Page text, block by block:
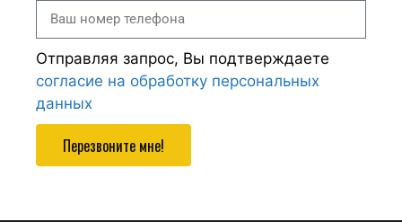
Отправляя запрос, Вы подтверждаете
согласие на обработку персональных
данных
Перезвоните мне!